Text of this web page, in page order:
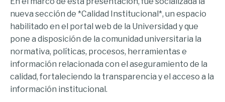
nueva sección de *Calidad Institucional*, un espacio
habilitado en el portal web de la Universidad y que
pone a disposición de la comunidad universitaria la
normativa, políticas, procesos, herramientas e
información relacionada con el aseguramiento de la
calidad, fortaleciendo la transparencia y el acceso a la
información institucional.